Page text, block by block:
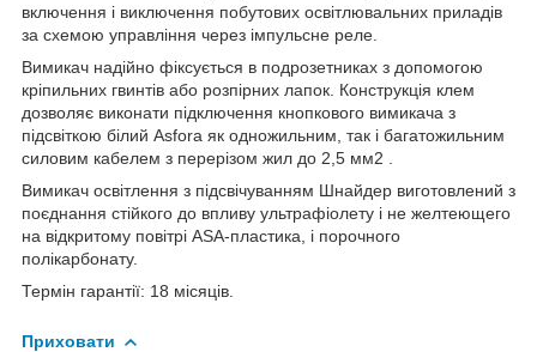
включення і виключення побутових освітлювальних приладів
за схемою управління через імпульсне реле.
Вимикач надійно фіксується в подрозетниках з допомогою
кріпильних гвинтів або розпірних лапок. Конструкція клем
дозволяє виконати підключення кнопкового вимикача з
підсвіткою білий Asfora як одножильним, так і багатожильним
силовим кабелем з перерізом жил до 2,5 мм2 .
Вимикач освітлення з підсвічуванням Шнайдер виготовлений з
поєднання стійкого до впливу ультрафіолету і не желтеющего
на відкритому повітрі ASA-пластика, і порочного
полікарбонату.
Термін гарантії: 18 місяців.
Приховати